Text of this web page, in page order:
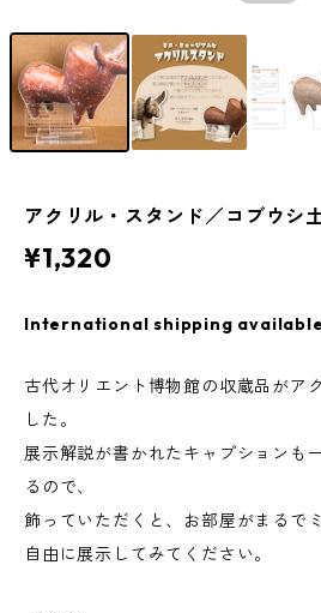
アクリル・スタンド／コブウシ
¥1,320
International shipping available
古代オリエント博物館の収蔵品がア
した。
展示解説が書かれたキャプションも
るので、
飾っていただくと、お部屋がまるで
自由に展示してみてください。